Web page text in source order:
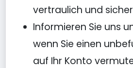
vertraulich und
Informieren Sie uns
wenn Sie einen
auf Ihr Konto